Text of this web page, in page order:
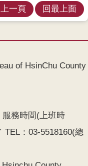
一頁 回最上面
of HsinChu County
服務時間(上班時
TEL：03-5518160(總